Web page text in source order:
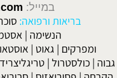
במייל:
בריאות ורפואה:
הנשימה |
ומפרקים | גאוט |
גבוה |כולסטרול |